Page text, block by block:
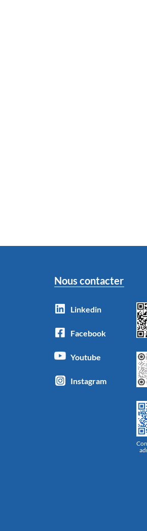
Nous contacter
Linkedin
Facebook
Youtube
Instagram